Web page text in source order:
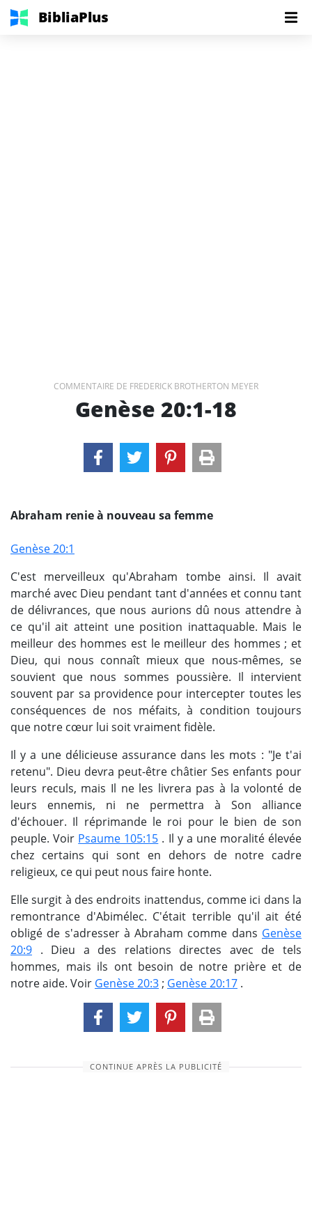
BibliaPlus
COMMENTAIRE DE FREDERICK BROTHERTON MEYER
Genèse 20:1-18
Abraham renie à nouveau sa femme
Genèse 20:1
C'est merveilleux qu'Abraham tombe ainsi. Il avait
marché avec Dieu pendant tant d'années et connu tant
de délivrances, que nous aurions dû nous attendre à
ce qu'il ait atteint une position inattaquable. Mais le
meilleur des hommes est le meilleur des hommes ; et
Dieu, qui nous connaît mieux que nous-mêmes, se
souvient que nous sommes poussière. Il intervient
souvent par sa providence pour intercepter toutes les
conséquences de nos méfaits, à condition toujours
que notre cœur lui soit vraiment fidèle.
Il y a une délicieuse assurance dans les mots : "Je t'ai
retenu". Dieu devra peut-être châtier Ses enfants pour
leurs reculs, mais Il ne les livrera pas à la volonté de
leurs ennemis, ni ne permettra à Son alliance
d'échouer. Il réprimande le roi pour le bien de son
peuple. Voir Psaume 105:15 . Il y a une moralité élevée
chez certains qui sont en dehors de notre cadre
religieux, ce qui peut nous faire honte.
Elle surgit à des endroits inattendus, comme ici dans la
remontrance d'Abimélec. C'était terrible qu'il ait été
obligé de s'adresser à Abraham comme dans Genèse
20:9 . Dieu a des relations directes avec de tels
hommes, mais ils ont besoin de notre prière et de
notre aide. Voir Genèse 20:3 ; Genèse 20:17 .
CONTINUE APRÈS LA PUBLICITÉ